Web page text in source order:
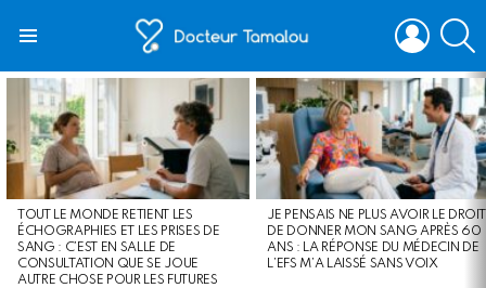
LOGIN
LATEST
STORIES
TOUT LE MONDE RETIENT LES
ÉCHOGRAPHIES ET LES PRISES DE
SANG : C’EST EN SALLE DE
CONSULTATION QUE SE JOUE
AUTRE CHOSE POUR LES FUTURES
JE PENSAIS NE PLUS AVOIR LE DROIT
DE DONNER MON SANG APRÈS 60
ANS : LA RÉPONSE DU MÉDECIN DE
L’EFS M’A LAISSÉ SANS VOIX